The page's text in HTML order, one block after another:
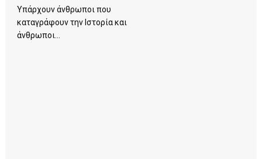
Υπάρχουν άνθρωποι που
καταγράφουν την Ιστορία και
άνθρωποι...